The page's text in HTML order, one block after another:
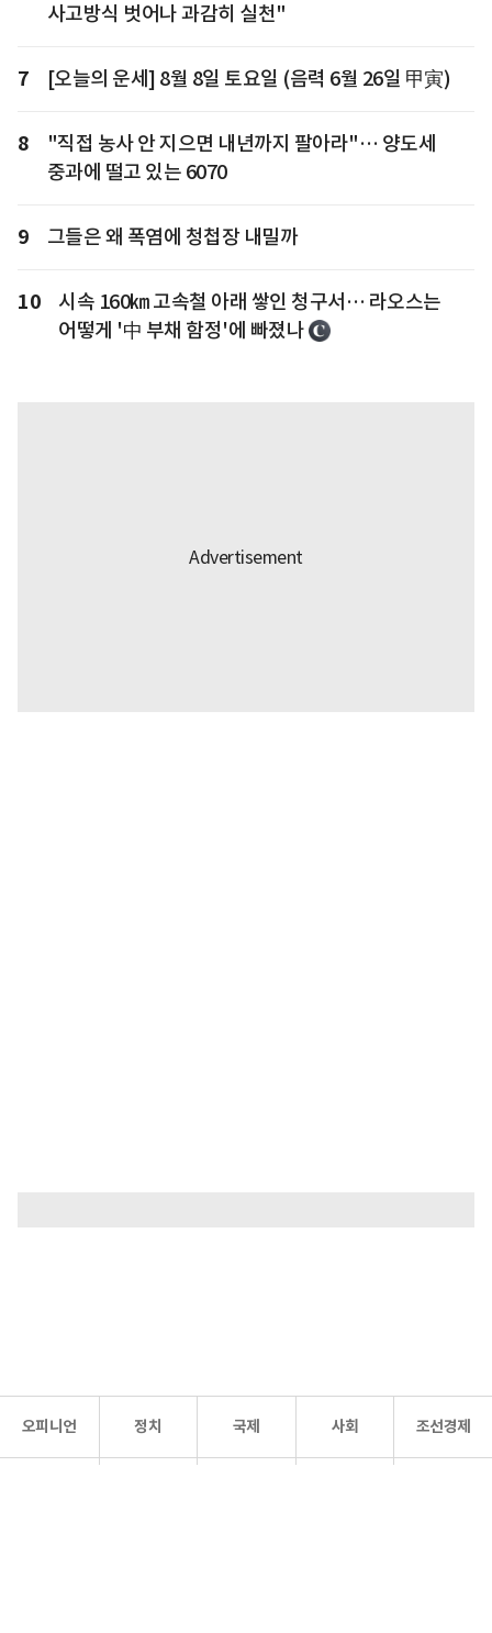
사고방식 벗어나 과감히 실천"
7 [오늘의 운세] 8월 8일 토요일 (음력 6월 26일 甲寅)
8
"직접 농사 안 지으면 내년까지 팔아라"… 양도세
중과에 떨고 있는 6070
9 그들은 왜 폭염에 청첩장 내밀까
10
시속 160㎞ 고속철 아래 쌓인 청구서… 라오스는
어떻게 '中 부채 함정'에 빠졌나
오피니언 정치 국제 사회 조선경제